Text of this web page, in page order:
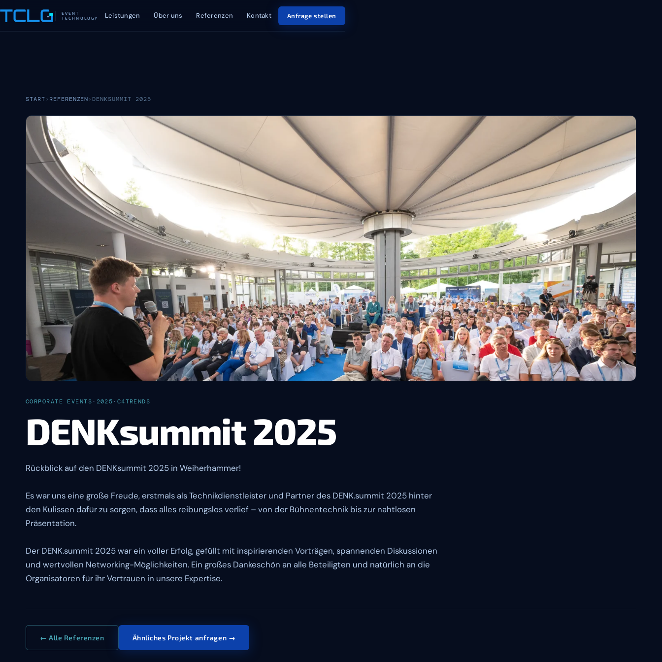
EVENT
TECHNOLOGY
Leistungen Über uns Referenzen Kontakt Anfrage stellen
START› REFERENZEN› DENKSUMMIT 2025
CORPORATE EVENTS · 2025 · C4TRENDS
DENKsummit 2025
Rückblick auf den DENKsummit 2025 in Weiherhammer!
Es war uns eine große Freude, erstmals als Technikdienstleister und Partner des DENK.summit 2025 hinter
den Kulissen dafür zu sorgen, dass alles reibungslos verlief – von der Bühnentechnik bis zur nahtlosen
Präsentation.
Der DENK.summit 2025 war ein voller Erfolg, gefüllt mit inspirierenden Vorträgen, spannenden Diskussionen
und wertvollen Networking-Möglichkeiten. Ein großes Dankeschön an alle Beteiligten und natürlich an die
Organisatoren für ihr Vertrauen in unsere Expertise.
← Alle Referenzen Ähnliches Projekt anfragen →